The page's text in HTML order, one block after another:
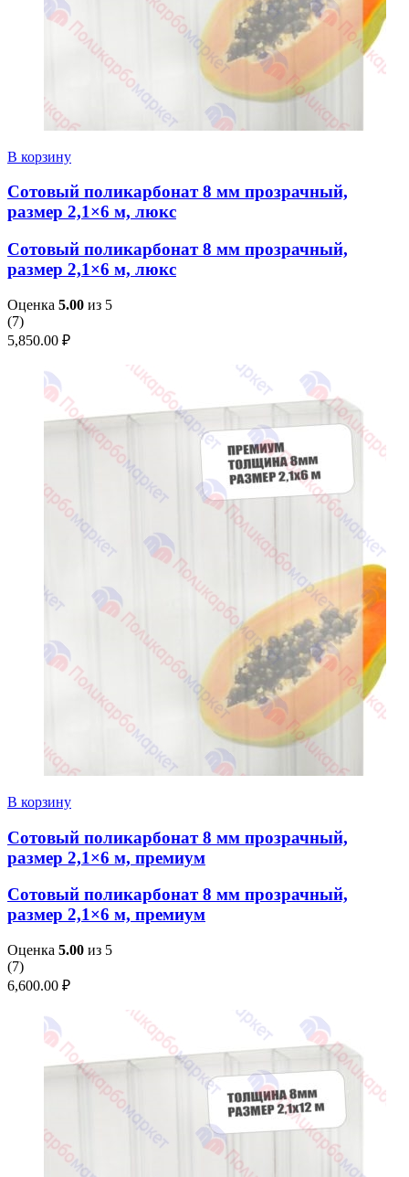
В корзину
Сотовый поликарбонат 8 мм прозрачный,
размер 2,1×6 м, люкс
Сотовый поликарбонат 8 мм прозрачный,
размер 2,1×6 м, люкс
Оценка 5.00 из 5
(7)
5,850.00 ₽
В корзину
Сотовый поликарбонат 8 мм прозрачный,
размер 2,1×6 м, премиум
Сотовый поликарбонат 8 мм прозрачный,
размер 2,1×6 м, премиум
Оценка 5.00 из 5
(7)
6,600.00 ₽